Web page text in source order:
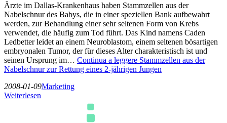
Ärzte im Dallas-Krankenhaus haben Stammzellen aus der
Nabelschnur des Babys, die in einer speziellen Bank aufbewahrt
werden, zur Behandlung einer sehr seltenen Form von Krebs
verwendet, die häufig zum Tod führt. Das Kind namens Caden
Ledbetter leidet an einem Neuroblastom, einem seltenen bösartigen
embryonalen Tumor, der für dieses Alter charakteristisch ist und
seinen Ursprung im… Continua a leggere Stammzellen aus der
Nabelschnur zur Rettung eines 2-jährigen Jungen
2008-01-09Marketing
Weiterlesen